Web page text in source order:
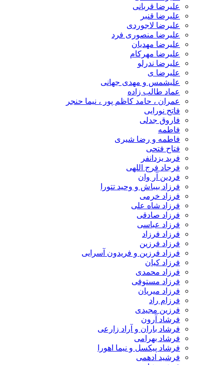
علیرضا قربانی
علیرضا قنبر
علیرضا لاجوردی
علیرضا منصوری فرد
علیرضا مهدیان
علیرضا مهرکام
علیرضا ندرلو
علیرضا ی
علیشمس و مهدی جهانی
عماد طالب زاده
عمران ، حامد کاظم پور ، نیما حنجر
فاتح نورایی
فاروق جدلی
فاطمه
فاطمه و رضا شیری
فتاح فتحی
فربد یزدانفر
فرجاد فرج اللهی
فردین آر وان
فرزاد بیباش و وحید تتورا
فرزاد خرمی
فرزاد شاه علی
فرزاد صادقی
فرزاد عباسی
فرزاد فرزاد
فرزاد فرزین
فرزاد فرزین و فریدون آسرایی
فرزاد کیان
فرزاد محمدی
فرزاد مستوفی
فرزاد میریان
فرزام راد
فرزین مجیدی
فرشاد آرون
فرشاد باران و آراد زارعی
فرشاد بهرامی
فرشاد پیکسل و نیما اهورا
فرشید ادهمی